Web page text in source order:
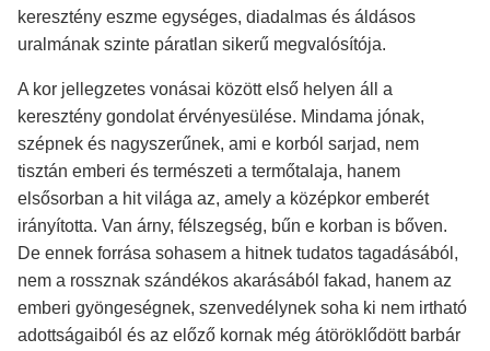
keresztény eszme egységes, diadalmas és áldásos
uralmának szinte páratlan sikerű megvalósítója.
A kor jellegzetes vonásai között első helyen áll a
keresztény gondolat érvényesülése. Mindama jónak,
szépnek és nagyszerűnek, ami e korból sarjad, nem
tisztán emberi és természeti a termőtalaja, hanem
elsősorban a hit világa az, amely a középkor emberét
irányította. Van árny, félszegség, bűn e korban is bőven.
De ennek forrása sohasem a hitnek tudatos tagadásából,
nem a rossznak szándékos akarásából fakad, hanem az
emberi gyöngeségnek, szenvedélynek soha ki nem irtható
adottságaiból és az előző kornak még átöröklődött barbár